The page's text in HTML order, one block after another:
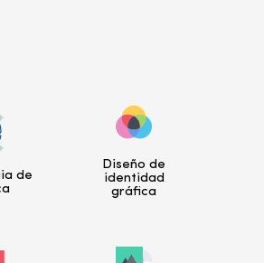
de
Diseño de
identidad
gráfica